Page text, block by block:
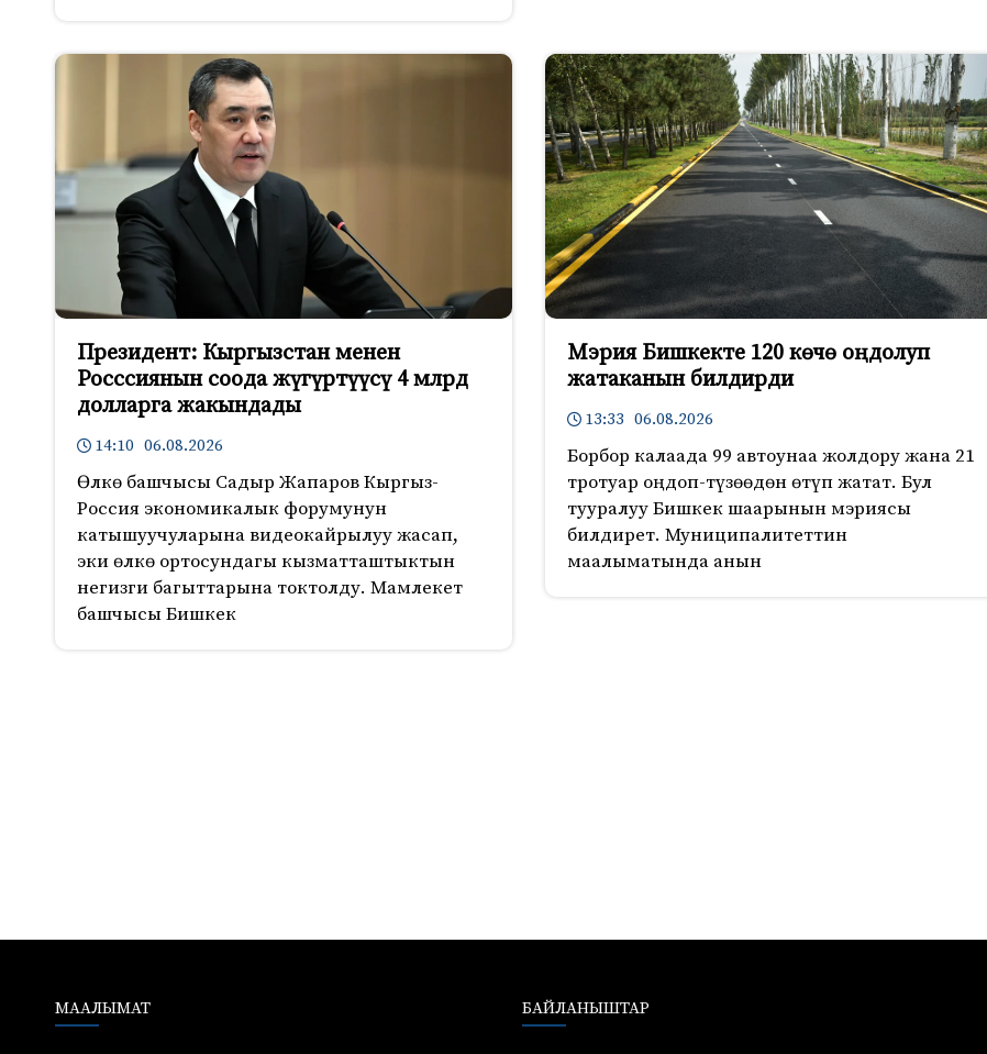
Президент: Кыргызстан менен
Росссиянын соода жүгүртүүсү 4 млрд
долларга жакындады
14:10 06.08.2026
Өлкө башчысы Садыр Жапаров Кыргыз-
Россия экономикалык форумунун
катышуучуларына видеокайрылуу жасап,
эки өлкө ортосундагы кызматташтыктын
негизги багыттарына токтолду. Мамлекет
башчысы Бишкек
Мэрия Бишкекте 120 көчө оңдолуп
жатаканын билдирди
13:33 06.08.2026
Борбор калаада 99 автоунаа жолдору жана 21
тротуар оңдоп-түзөөдөн өтүп жатат. Бул
тууралуу Бишкек шаарынын мэриясы
билдирет. Муниципалитеттин
маалыматында анын
МААЛЫМАТ БАЙЛАНЫШТАР